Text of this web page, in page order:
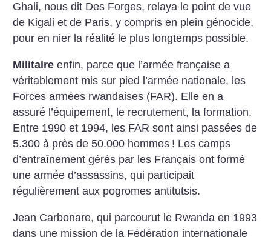
Ghali, nous dit Des Forges, relaya le point de vue
de Kigali et de Paris, y compris en plein génocide,
pour en nier la réalité le plus longtemps possible.
Militaire enfin, parce que l’armée française a
véritablement mis sur pied l’armée nationale, les
Forces armées rwandaises (FAR). Elle en a
assuré l’équipement, le recrutement, la formation.
Entre 1990 et 1994, les FAR sont ainsi passées de
5.300 à près de 50.000 hommes ! Les camps
d’entraînement gérés par les Français ont formé
une armée d’assassins, qui participait
régulièrement aux pogromes antitutsis.
Jean Carbonare, qui parcourut le Rwanda en 1993
dans une mission de la Fédération internationale